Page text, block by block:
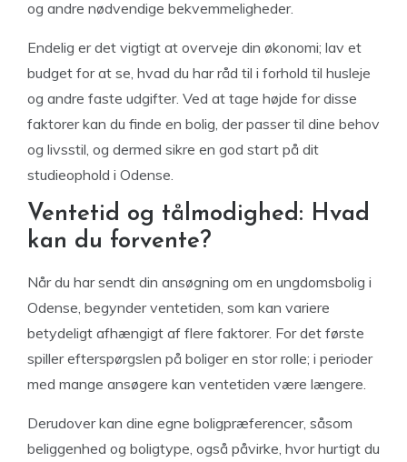
og andre nødvendige bekvemmeligheder.
Endelig er det vigtigt at overveje din økonomi; lav et
budget for at se, hvad du har råd til i forhold til husleje
og andre faste udgifter. Ved at tage højde for disse
faktorer kan du finde en bolig, der passer til dine behov
og livsstil, og dermed sikre en god start på dit
studieophold i Odense.
Ventetid og tålmodighed: Hvad
kan du forvente?
Når du har sendt din ansøgning om en ungdomsbolig i
Odense, begynder ventetiden, som kan variere
betydeligt afhængigt af flere faktorer. For det første
spiller efterspørgslen på boliger en stor rolle; i perioder
med mange ansøgere kan ventetiden være længere.
Derudover kan dine egne boligpræferencer, såsom
beliggenhed og boligtype, også påvirke, hvor hurtigt du